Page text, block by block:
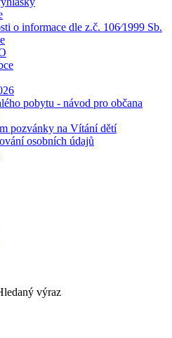
o informace dle z.č. 106⁄1999 Sb.
pobytu - návod pro občana
pozvánky na Vítání dětí
osobních údajů
výraz